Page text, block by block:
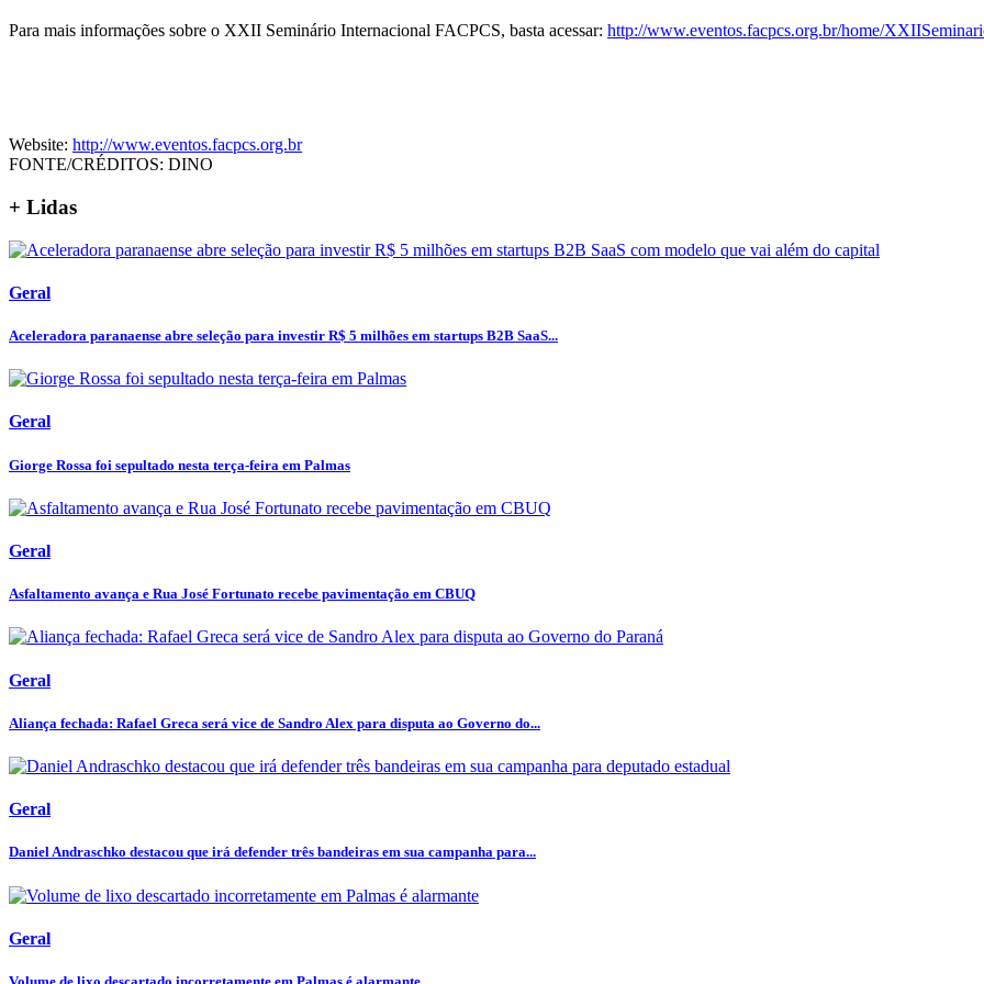
Para mais informações sobre o XXII Seminário Internacional FACPCS, basta acessar: http://www.eventos.facpcs.org.br/home/
Website: http://www.eventos.facpcs.org.br
FONTE/CRÉDITOS: DINO
+ Lidas
Geral
Aceleradora paranaense abre seleção para investir R$ 5 milhões em startups B2B SaaS...
Geral
Giorge Rossa foi sepultado nesta terça-feira em Palmas
Geral
Asfaltamento avança e Rua José Fortunato recebe pavimentação em CBUQ
Geral
Aliança fechada: Rafael Greca será vice de Sandro Alex para disputa ao Governo do...
Geral
Daniel Andraschko destacou que irá defender três bandeiras em sua campanha para...
Geral